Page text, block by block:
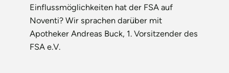
Einflussmöglichkeiten hat der FSA auf
Noventi? Wir sprachen darüber mit
Apotheker Andreas Buck, 1. Vorsitzender des
FSA e.V.